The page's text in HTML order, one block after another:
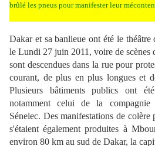
brûlé les pneus pour manifester leur
Dakar et sa banlieue ont été le théâtre
le Lundi 27 juin 2011, voire de scènes
sont descendues dans la rue pour
courant, de plus en plus longues et
Plusieurs bâtiments publics ont
notamment celui de la compagnie
Sénelec. Des manifestations de
s'étaient également produites à
environ 80 km au sud de Dakar, la